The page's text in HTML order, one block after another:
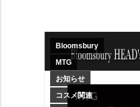
Bloomsbury
MTG
お知らせ
コスメ関連